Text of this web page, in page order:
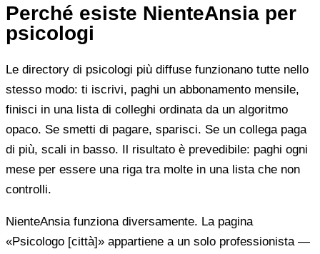
Perché esiste NienteAnsia per
psicologi
Le directory di psicologi più diffuse funzionano tutte nello
stesso modo: ti iscrivi, paghi un abbonamento mensile,
finisci in una lista di colleghi ordinata da un algoritmo
opaco. Se smetti di pagare, sparisci. Se un collega paga
di più, scali in basso. Il risultato è prevedibile: paghi ogni
mese per essere una riga tra molte in una lista che non
controlli.
NienteAnsia funziona diversamente. La pagina
«Psicologo [città]» appartiene a un solo professionista —